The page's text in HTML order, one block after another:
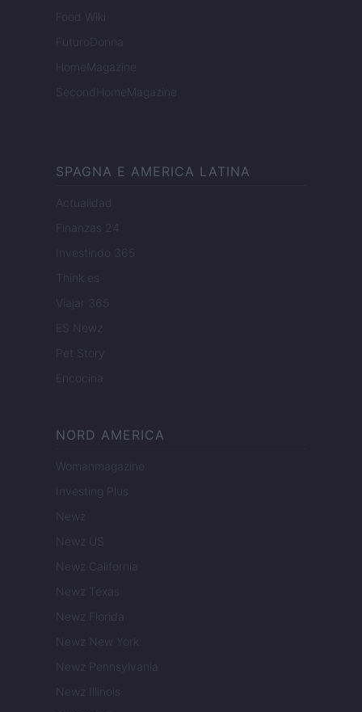
Food Wiki
FuturoDonna
HomeMagazine
SecondHomeMagazine
SPAGNA E AMERICA LATINA
Actualidad
Finanzas 24
Investindo 365
Think.es
Viajar 365
ES Newz
Pet Story
Encocina
NORD AMERICA
Womanmagazine
Investing Plus
Newz
Newz US
Newz California
Newz Texas
Newz Florida
Newz New York
Newz Pennsylvania
Newz Illinois